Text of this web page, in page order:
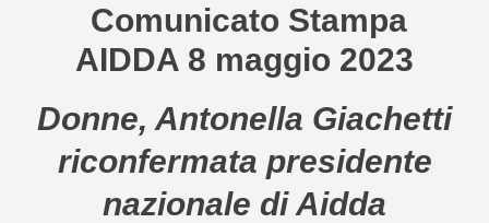
Comunicato Stampa
AIDDA 8 maggio 2023
Donne, Antonella Giachetti
riconfermata presidente
nazionale di Aidda